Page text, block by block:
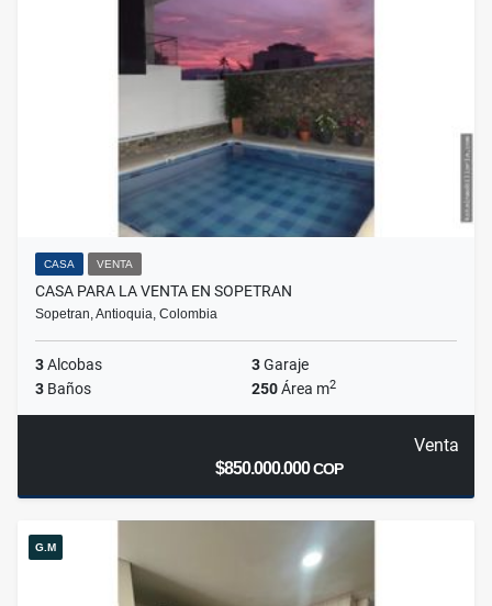
CASA VENTA
CASA PARA LA VENTA EN SOPETRAN
Sopetran, Antioquia, Colombia
3Alcobas 3Garaje
3 Baños 250Área m2
Venta
$850.000.000COP
G.M